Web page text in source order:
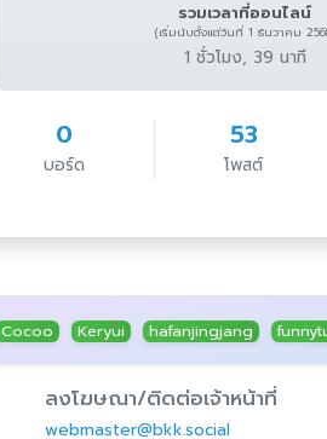
รวมเวลาที่ออนไลน์
(เริ่มนับตั้งแต่วันที่ 1 ธันวาคม
1 ชั่วโมง, 39 นาที
0
บอร์ด
53
โพสต์
Cocoo Keryui hafanjingjang
ลงโฆษณา/ติดต่อเจ้าหน้าที่
webmaster@bkk.social